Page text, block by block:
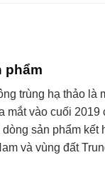
phẩm
trùng hạ thảo là
mắt vào cuối 2019
sản phẩm kết
và vùng đất